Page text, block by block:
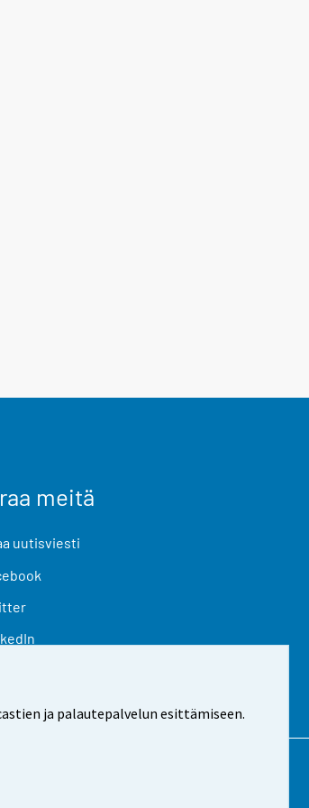
ja palautepalvelun esittämiseen.
meitä
uutisviesti